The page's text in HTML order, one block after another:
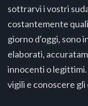
sottrarvi i vostri
costantemente
giorno d'oggi, sono
elaborati,
innocenti o
vigili e conoscere